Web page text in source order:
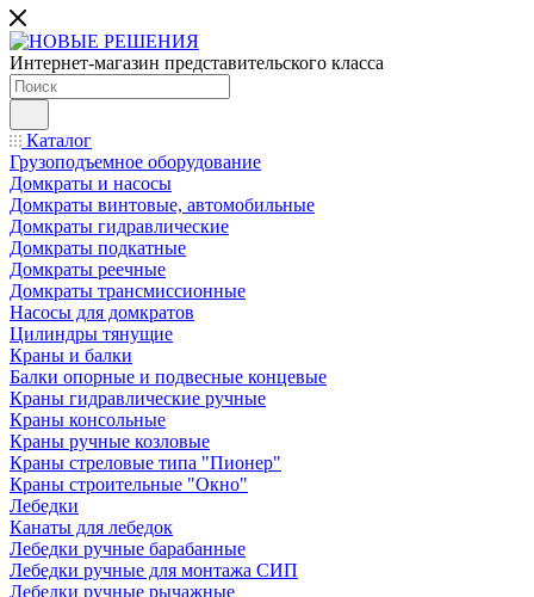
Интернет-магазин представительского класса
Каталог
Грузоподъемное оборудование
Домкраты и насосы
Домкраты винтовые, автомобильные
Домкраты гидравлические
Домкраты подкатные
Домкраты реечные
Домкраты трансмиссионные
Насосы для домкратов
Цилиндры тянущие
Краны и балки
Балки опорные и подвесные концевые
Краны гидравлические ручные
Краны консольные
Краны ручные козловые
Краны стреловые типа "Пионер"
Краны строительные "Окно"
Лебедки
Канаты для лебедок
Лебедки ручные барабанные
Лебедки ручные для монтажа СИП
Лебедки ручные рычажные